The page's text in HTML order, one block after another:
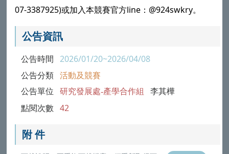
07-3387925)或加入本競賽官方line：@924swkry。
公告資訊
公告時間 2026/01/20~2026/04/08
公告分類 活動及競賽
公告單位 研究發展處-產學合作組 李其樺
點閱次數 42
附 件